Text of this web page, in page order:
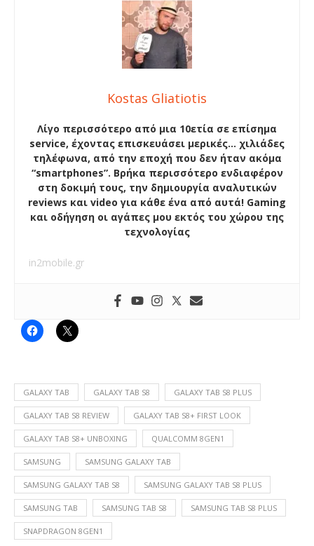
Kostas Gliatiotis
Λίγο περισσότερο από μια 10ετία σε επίσημα
service, έχοντας επισκευάσει μερικές… χιλιάδες
τηλέφωνα, από την εποχή που δεν ήταν ακόμα
“smartphones”. Βρήκα περισσότερο ενδιαφέρον
στη δοκιμή τους, την δημιουργία αναλυτικών
reviews και video για κάθε ένα από αυτά! Gaming
και οδήγηση οι αγάπες μου εκτός του χώρου της
τεχνολογίας
in2mobile.gr
GALAXY TAB GALAXY TAB S8 GALAXY TAB S8 PLUS
GALAXY TAB S8 REVIEW GALAXY TAB S8+ FIRST LOOK
GALAXY TAB S8+ UNBOXING QUALCOMM 8GEN1
SAMSUNG SAMSUNG GALAXY TAB
SAMSUNG GALAXY TAB S8 SAMSUNG GALAXY TAB S8 PLUS
SAMSUNG TAB SAMSUNG TAB S8 SAMSUNG TAB S8 PLUS
SNAPDRAGON 8GEN1